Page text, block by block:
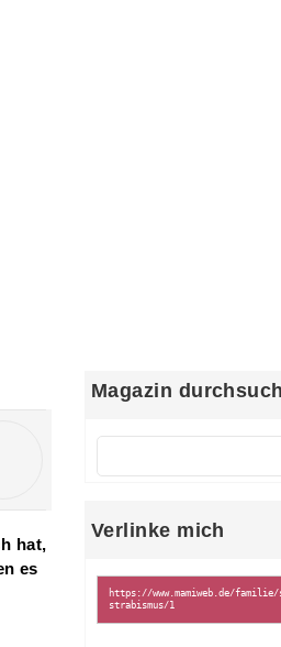
hat,
es
Magazin
Verlinke mich